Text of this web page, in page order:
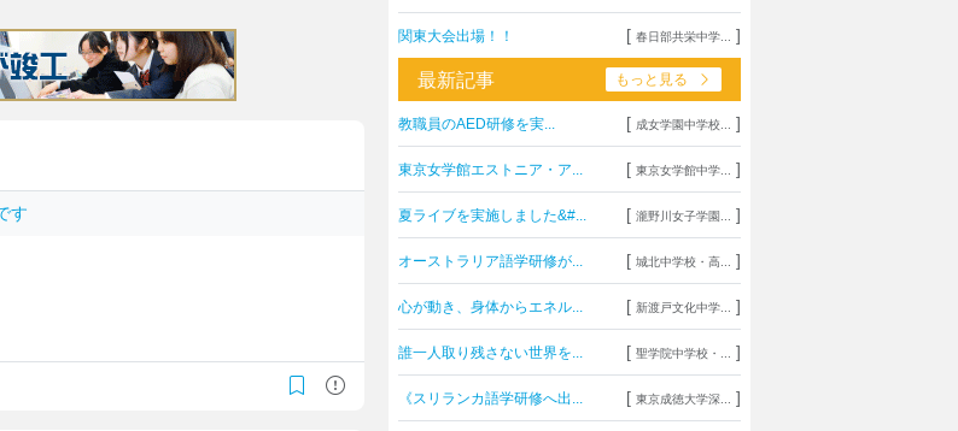
す
関東大会出場！！ [ 春日部共栄中学... ]
最新記事 もっと見る
教職員のAED研修を実... [ 成女学園中学校... ]
東京女学館エストニア・ア... [ 東京女学館中学... ]
夏ライブを実施しました&#... [ 瀧野川女子学園... ]
オーストラリア語学研修が... [ 城北中学校・高... ]
心が動き、身体からエネル... [ 新渡戸文化中学... ]
誰一人取り残さない世界を... [ 聖学院中学校・... ]
《スリランカ語学研修へ出... [ 東京成徳大学深... ]